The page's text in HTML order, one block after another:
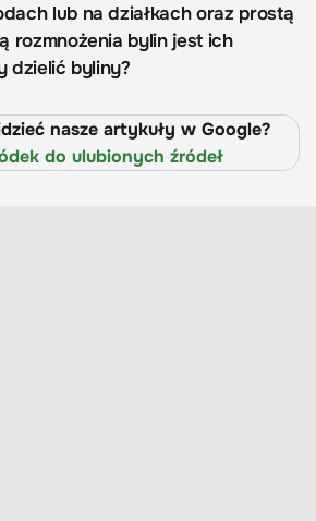
lub na działkach oraz prostą
rozmnożenia bylin jest ich
dzielić byliny?
nasze artykuły w Google?
do ulubionych źródeł